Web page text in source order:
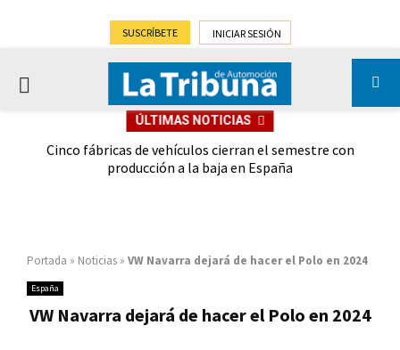
SUSCRÍBETE INICIAR SESIÓN
PRIMARY
ÚLTIMAS NOTICIAS
Cinco fábricas de vehículos cierran el semestre con
producción a la baja en España
Portada » Noticias » VW Navarra dejará de hacer el Polo en 2024
España
VW Navarra dejará de hacer el Polo en 2024